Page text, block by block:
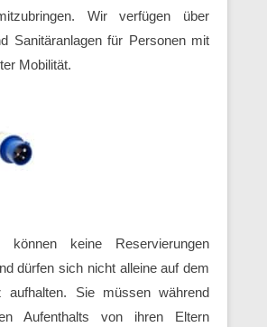
Wir verfügen über
Sanitäranlagen für Personen mit
Mobilität.
können keine Reservierungen
dürfen sich nicht alleine auf dem
aufhalten. Sie müssen während
Aufenthalts von ihren Eltern